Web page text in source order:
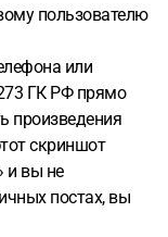
пользователю
или
ГК РФ прямо
произведения
скриншот
и вы не
постах, вы